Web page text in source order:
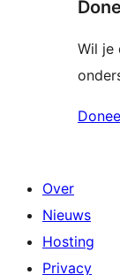
Wil je
Over
Nieuws
Hosting
Privacy